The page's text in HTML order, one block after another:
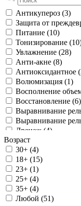
Деформация
Дряблость (6)
Жировые
Контурирование
Коррекция
Коррекция
Липодистрофия
Морщины (4)
Морщины
Неравномерный
Нормализация
Носогубные
Обезвоживание (6)
Отечность (5)
Отечный целлюлит
Периоральные
Потеря объема (2)
Рубцы (10)
Стрии (6)
Тёмные круги под
Увеличение U
Антикупероз (3)
Защита от
Питание (10)
Тонизирование
Увлажнение (28)
Анти-акне (8)
Антиоксидантное
Волюмизация (1)
Восполнение
Восстановление (6)
Выравнивание
Выравнивание
Дренаж (4)
Заполнение (2)
Коррекция
Коррекция мелких
Коррекция
Коррекция
Лифтинг (23)
Омоложение (17)
Возраст
30+ (4)
18+ (15)
23+ (1)
25+ (4)
35+ (4)
Любой (51)